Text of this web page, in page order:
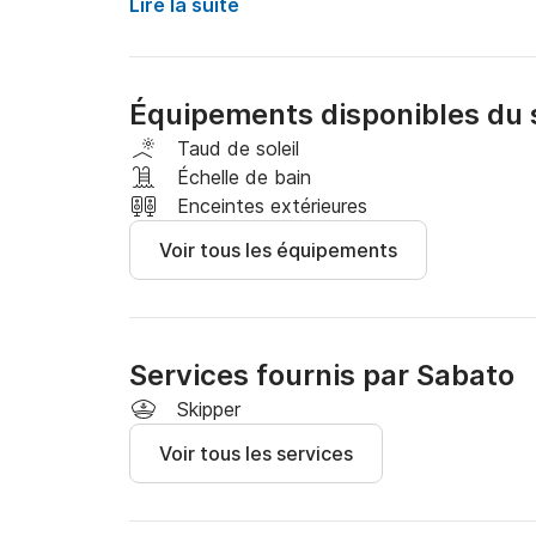
pouvez réserver un skipper expert pour un
Equipement à bord :
- Auvent pare-soleil
- Stéréo USB - Bluetooth
- Douche d'eau douce
endroit convenu. Le coût du carburant est
Réservez dès maintenant et vivez une
Lire la suite
Équipements disponibles du
Taud de soleil
Échelle de bain
Enceintes extérieures
Voir tous les équipements
Services fournis par Sabato
Skipper
Voir tous les services